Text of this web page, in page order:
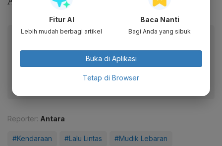
Baca artikel ini lewat aplikasi mobile.
Dapatkan pengalaman membaca lebih nyaman dan nikmati
fitur menarik lainnya lewat aplikasi mobile Katadata.
Reporter: Antara
#Kendaraan #Lalu Lintas #Mudik Lebaran
Fitur AI
Lebih mudah berbagi artikel
Baca Nanti
Bagi Anda yang sibuk
Buka di Aplikasi
Tetap di Browser